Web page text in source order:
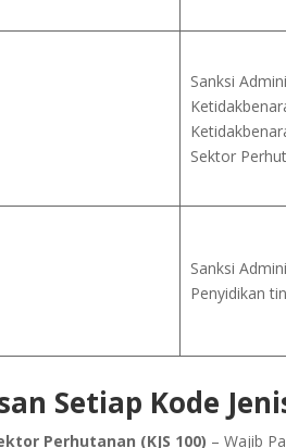
Sanksi
Sektor
Sanksi
Penyidikan
Setiap Kode
Perhutanan (KJS 100) – Wajib